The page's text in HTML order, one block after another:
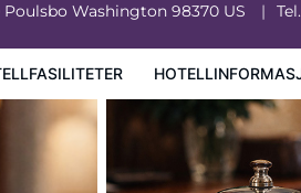
Poulsbo Washington 98370 US Tel.